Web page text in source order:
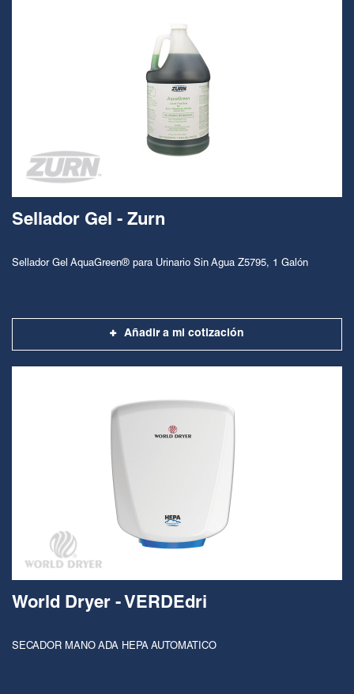
Sellador Gel - Zurn
Sellador Gel AquaGreen® para Urinario Sin Agua Z5795, 1 Galón
Añadir a mi cotización
World Dryer - VERDEdri
SECADOR MANO ADA HEPA AUTOMATICO